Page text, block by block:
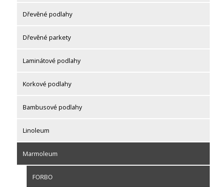
Dřevěné podlahy
Dřevěné parkety
Laminátové podlahy
Korkové podlahy
Bambusové podlahy
Linoleum
Marmoleum
FORBO